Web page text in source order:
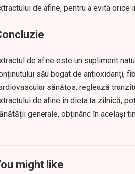
de afine, pentru a evita orice
de afine este un supliment
său bogat de antioxidanți,
sănătos, reglează
de afine în dieta ta zilnică,
generale, obținând în același
might like